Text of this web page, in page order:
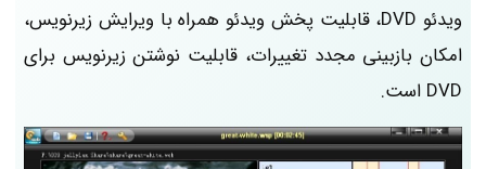
ویدئو DVD، قابلیت پخش ویدئو همراه با ویرایش زیرنویس،
امکان بازبینی مجدد تغییرات، قابلیت نوشتن زیرنویس برای
DVD است.